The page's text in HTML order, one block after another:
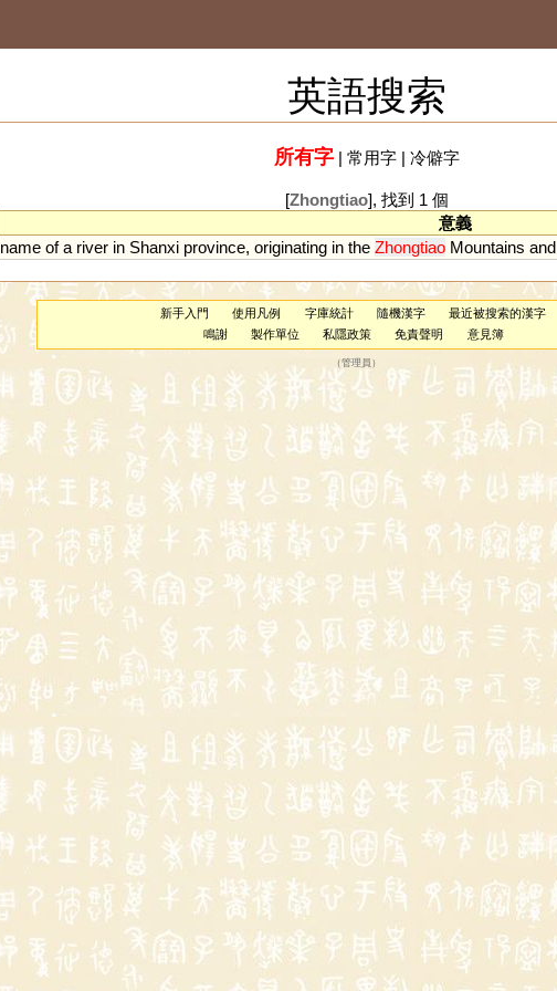
英語搜索
所有字| 常用字| 冷僻字
[Zhongtiao], 找到 1 個
意義
name of a river in Shanxi province, originating in the Zhongtiao Mountains and
新手入門 使用凡例 字庫統計 隨機漢字
最近被搜索的漢字
鳴謝
製作單位 私隱政策 免責聲明 意見簿
（管理員 ）